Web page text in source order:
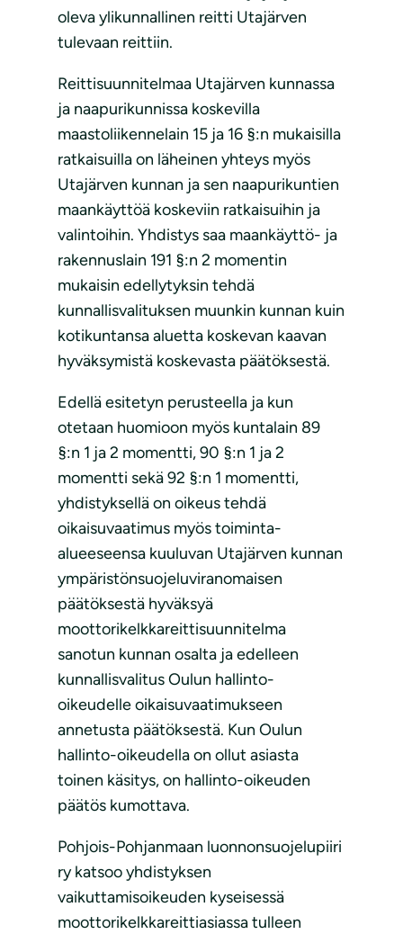
oleva ylikunnallinen reitti Utajärven
tulevaan reittiin.
Reittisuunnitelmaa Utajärven kunnassa
ja naapurikunnissa koskevilla
maastoliikennelain 15 ja 16 §:n mukaisilla
ratkaisuilla on läheinen yhteys myös
Utajärven kunnan ja sen naapurikuntien
maankäyttöä koskeviin ratkaisuihin ja
valintoihin. Yhdistys saa maankäyttö- ja
rakennuslain 191 §:n 2 momentin
mukaisin edellytyksin tehdä
kunnallisvalituksen muunkin kunnan kuin
kotikuntansa aluetta koskevan kaavan
hyväksymistä koskevasta päätöksestä.
Edellä esitetyn perusteella ja kun
otetaan huomioon myös kuntalain 89
§:n 1 ja 2 momentti, 90 §:n 1 ja 2
momentti sekä 92 §:n 1 momentti,
yhdistyksellä on oikeus tehdä
oikaisuvaatimus myös toiminta-
alueeseensa kuuluvan Utajärven kunnan
ympäristönsuojeluviranomaisen
päätöksestä hyväksyä
moottorikelkkareittisuunnitelma
sanotun kunnan osalta ja edelleen
kunnallisvalitus Oulun hallinto-
oikeudelle oikaisuvaatimukseen
annetusta päätöksestä. Kun Oulun
hallinto-oikeudella on ollut asiasta
toinen käsitys, on hallinto-oikeuden
päätös kumottava.
Pohjois-Pohjanmaan luonnonsuojelupiiri
ry katsoo yhdistyksen
vaikuttamisoikeuden kyseisessä
moottorikelkkareittiasiassa tulleen